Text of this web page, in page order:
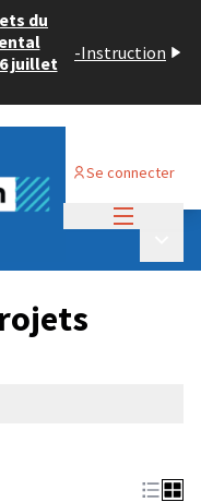
du
juillet
-Instruction
Se connecter